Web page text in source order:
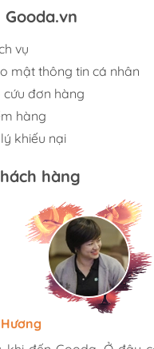
Gooda.vn
vụ
mật thông tin cá nhân
cứu đơn hàng
hàng
khiếu nại
hàng